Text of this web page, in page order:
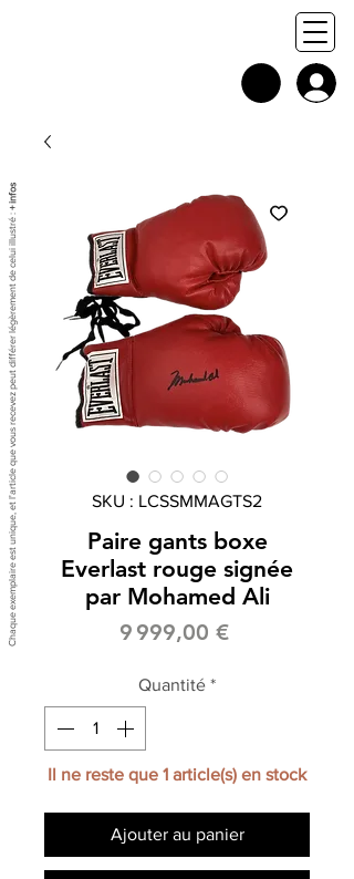
SKU : LCSSMMAGTS2
Paire gants boxe
Everlast rouge signée
par Mohamed Ali
9 999,00 €Prix
Quantité *
Il ne reste que 1 article(s) en stock
Ajouter au panier
Chaque exemplaire est unique, et l'article que vous recevez peut différer légèrement de celui illustré :
+ infos